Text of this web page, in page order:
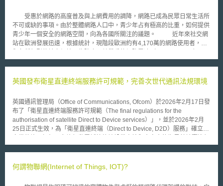
受惠於網路的高度普及與上網費用的調降，網路已成為民眾日常生活所
不可或缺的事項。由於整體網路人口中，青少年占有極高的比重，如何提供
青少年一個安全的網路空間，向為各國所關注的議題。 近年來社交網
站在歐洲發展迅速，根據統計，現階段歐洲約有4,170萬的網路使用者，參
兒童賣春等問題，歐盟於2009年2月與MySpace、Facebook等17家社交網
Abuse）的按鍵，便利使用者快速通知業者來自於他人的不合宜接觸或行
隱私的保護，以避免有心人士輕易透過社交網站，取得青少人之私密資料。
英國發布衛星直連終端服務許可規範，完善次世代通訊法規環境
英國通訊管理局（Office of Communications, Ofcom）於2026年2月17日發
布了「衛星直連終端服務許可規範（The final regulations for the
authorisation of satellite Direct to Device services）」，並於2026年2月
25日正式生效，為「衛星直連終端（Direct to Device, D2D）服務」確立了
通訊。 過去，衛星通訊服務需要透過專用的衛星電話終端在特定的衛星通
用既有的行動通訊頻段。 在終端設備方面，Ofcom 免除一般消費者的行動
何謂物聯網(Internet of Things, IOT)?